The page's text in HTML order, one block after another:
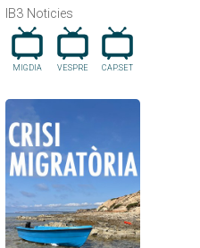
IB3 Noticies
MIGDIA VESPRE CAP.SET